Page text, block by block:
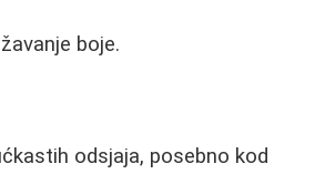
boje.
odsjaja, posebno kod